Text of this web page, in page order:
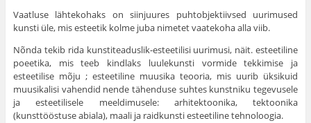
Vaatluse lähtekohaks on siinjuures puhtobjektiivsed uuri­mused
kunsti üle, mis esteetik kolme juba nimetet vaate­koha alla viib.
Nõnda tekib rida kunstiteaduslik-esteetilisi uurimusi, näit. esteetiline
poeetika, mis teeb kindlaks luulekunsti vormide tekkimise ja
esteetilise mõju ; esteetiline muusika teooria, mis uurib üksikuid
muusikalisi vahendid nende tähenduse suhtes kunstniku tegevusele
ja esteetilisele meeldimusele: arhitektoonika, tektoonika
(kunsttööstuse abiala), maali ja raidkunsti esteetiline tehnoloogia.